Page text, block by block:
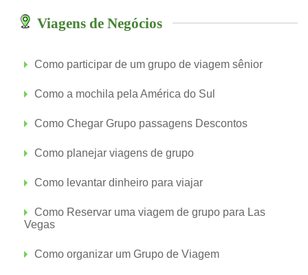
Viagens de Negócios
Como participar de um grupo de viagem sênior
Como a mochila pela América do Sul
Como Chegar Grupo passagens Descontos
Como planejar viagens de grupo
Como levantar dinheiro para viajar
Como Reservar uma viagem de grupo para Las
Vegas
Como organizar um Grupo de Viagem